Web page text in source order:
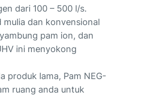
dari 100 – 500 l/s.
mulia dan konvensional
pam ion, dan
ini menyokong
produk lama, Pam NEG-
ruang anda untuk